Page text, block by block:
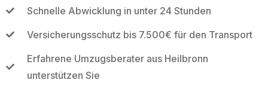
Schnelle Abwicklung in unter 24 Stunden
Versicherungsschutz bis 7.500€ für den Transport
Erfahrene Umzugsberater aus Heilbronn
unterstützen Sie